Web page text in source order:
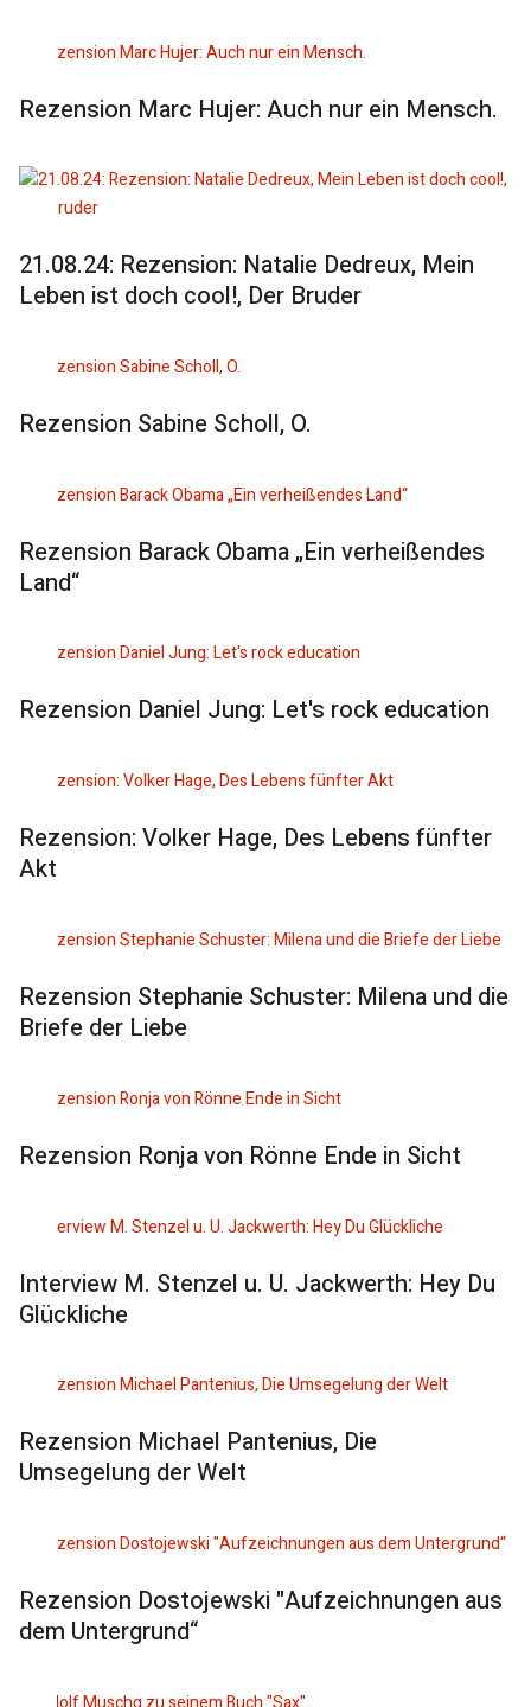
Rezension Marc Hujer: Auch nur ein Mensch.
21.08.24: Rezension: Natalie Dedreux, Mein
Leben ist doch cool!, Der Bruder
Rezension Sabine Scholl, O.
Rezension Barack Obama „Ein verheißendes
Land“
Rezension Daniel Jung: Let's rock education
Rezension: Volker Hage, Des Lebens fünfter
Akt
Rezension Stephanie Schuster: Milena und die
Briefe der Liebe
Rezension Ronja von Rönne Ende in Sicht
Interview M. Stenzel u. U. Jackwerth: Hey Du
Glückliche
Rezension Michael Pantenius, Die
Umsegelung der Welt
Rezension Dostojewski "Aufzeichnungen aus
dem Untergrund“